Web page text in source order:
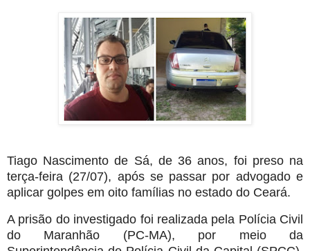
Tiago Nascimento de Sá, de 36 anos, foi preso na
terça-feira (27/07), após se passar por advogado e
aplicar golpes em oito famílias no estado do Ceará.
A prisão do investigado foi realizada pela Polícia Civil
do Maranhão (PC-MA), por meio da